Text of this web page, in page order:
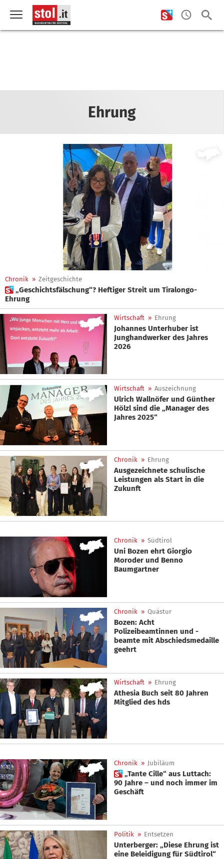
Ehrung
Chronik » Zeitgeschichte
 „Geschichtsfälschung“? Heftiger Streit um Tiralongo-
Ehrung
Wirtschaft » Ehrung
Johannes Unterhuber ist
Junghandwerker des Jahres
2026
Wirtschaft » Auszeichnung
Ulrich Wallnöfer und Günther
Hölzl sind die „Manager des
Jahres 2025“
Chronik » Ehrung
Ausgezeichnete schulische
Leistungen als Start in die
Zukunft
Chronik » Südtirol
Uni Bozen ehrt Giorgio
Moroder und Benno
Baumgartner
Chronik » Quästur
Bozen: Acht
Polizeibeamtinnen und -
beamte mit Abschiedsmedaille
geehrt
Wirtschaft » Ehrung
Athesia Buch seit 80 Jahren
Mitglied des hds
Chronik » Jubiläum
 „Tante Cille“ aus Luttach:
90 Jahre – und noch immer im
Geschäft
Politik » Entsetzen
Unterberger: „Diese Ehrung ist
eine Beleidigung für Südtirol“